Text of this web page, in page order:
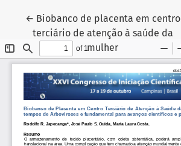
← Voltar aos Detalhes do Artigo
Biobanco de placenta em centro
terciário de atenção à saúde da
mulher